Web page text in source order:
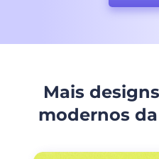
Mais
modernos